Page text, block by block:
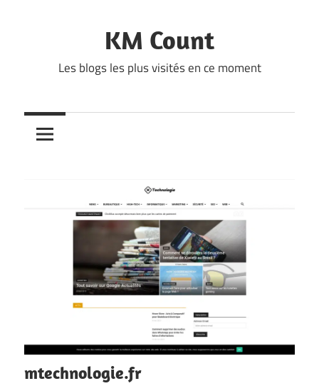
KM Count
Les blogs les plus visités en ce moment
mtechnologie.fr